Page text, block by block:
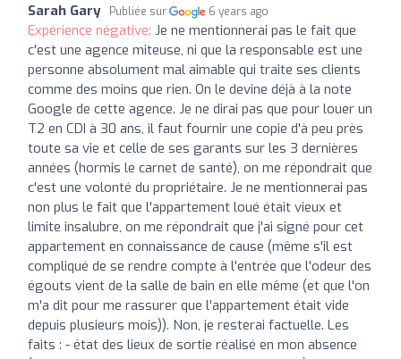
Sarah Gary Publiée sur 6 years ago
Expérience négative: Je ne mentionnerai pas le fait que
c'est une agence miteuse, ni que la responsable est une
personne absolument mal aimable qui traite ses clients
comme des moins que rien. On le devine déjà à la note
Google de cette agence. Je ne dirai pas que pour louer un
T2 en CDI à 30 ans, il faut fournir une copie d'à peu près
toute sa vie et celle de ses garants sur les 3 dernières
années (hormis le carnet de santé), on me répondrait que
c'est une volonté du propriétaire. Je ne mentionnerai pas
non plus le fait que l'appartement loué était vieux et
limite insalubre, on me répondrait que j'ai signé pour cet
appartement en connaissance de cause (même s'il est
compliqué de se rendre compte à l'entrée que l'odeur des
égouts vient de la salle de bain en elle même (et que l'on
m'a dit pour me rassurer que l'appartement était vide
depuis plusieurs mois)). Non, je resterai factuelle. Les
faits : - état des lieux de sortie réalisé en mon absence